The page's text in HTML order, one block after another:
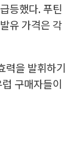
등했다. 푸틴
유 가격은 각
력을 발휘하기
구매자들이